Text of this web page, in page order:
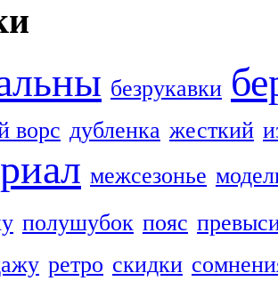
безрукавки
ворс дубленка жесткий
межсезонье
полушубок пояс
ретро скидки